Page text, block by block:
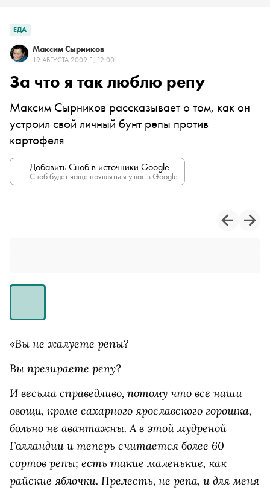
ЕДА
Максим Сырников
19 АВГУСТА 2009 Г., 12:00
За что я так люблю репу
Максим Сырников рассказывает о том, как он
устроил свой личный бунт репы против
картофеля
Добавить Сноб в источники Google
Сноб будет чаще появляться у вас в Google.
«Вы не жалуете репы?
Вы презираете репу?
И весьма справедливо, потому что все наши
овощи, кроме сахарного ярославского горошка,
больно не авантажны. А в этой мудреной
Голландии и теперь считается более 60
сортов репы; есть такие маленькие, как
райские яблочки. Прелесть, не репа, и для меня